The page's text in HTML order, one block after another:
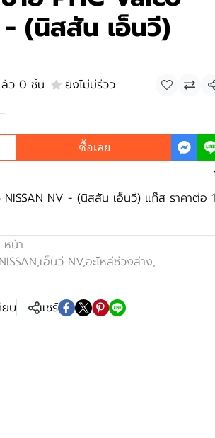
- (นิสสัน เอ็นวี)
ล้ว 0 ชิ้น ยังไม่มีรีวิว
ซื้อเลย
NV - (นิสสัน เอ็นวี) แก๊ส ราคาต่อ 1
หน้า
,เอ็นวี NV,อะไหล่ช่วงล่าง,
ยบ แชร์